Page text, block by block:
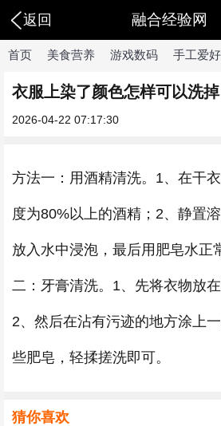
返回 融合经验网
首页 美食营养 游戏数码 手工爱好
衣服上染了颜色怎样可以洗掉
2026-04-22 07:17:30
方法一：用酒精清洗。1、在干
度为80%以上的酒精；2、静置
放入水中浸泡，最后用肥皂水正
二：牙膏清洗。1、先将衣物放
2、然后在沾有污迹的地方涂上
些肥皂，轻揉搓洗即可。
猜你喜欢